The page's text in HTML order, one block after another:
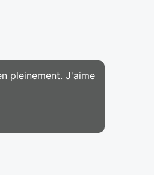
pleinement. J'aime